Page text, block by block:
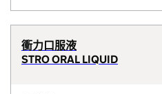
衝力口服液
STRO ORAL LIQUID